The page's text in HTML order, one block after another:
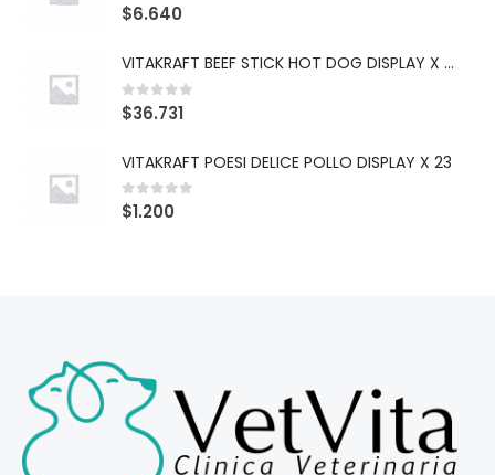
0out of 5
$6.640
VITAKRAFT BEEF STICK HOT DOG DISPLAY X 10
0out of 5
$36.731
VITAKRAFT POESI DELICE POLLO DISPLAY X 23
0out of 5
$1.200